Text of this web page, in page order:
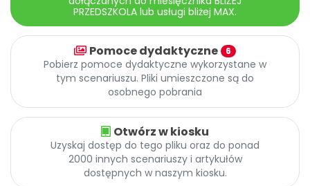
Archiwalne numery
Pomoc
PRZEDSZKOLA lub usługi bliżej MAX.
Pomoce dydaktyczne 6
Pobierz pomoce dydaktyczne wykorzystane w
tym scenariuszu. Pliki umieszczone są do
osobnego pobrania
Otwórz w kiosku
Uzyskaj dostęp do tego pliku oraz do ponad
2000 innych scenariuszy i artykułów
dostępnych w naszym kiosku.